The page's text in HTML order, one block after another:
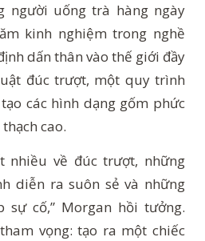
người uống trà hàng ngày
kinh nghiệm trong nghề
dấn thân vào thế giới đầy
đúc trượt, một quy trình
các hình dạng gốm phức
cao.
nhiều về đúc trượt, những
diễn ra suôn sẻ và những
cố,” Morgan hồi tưởng.
vọng: tạo ra một chiếc